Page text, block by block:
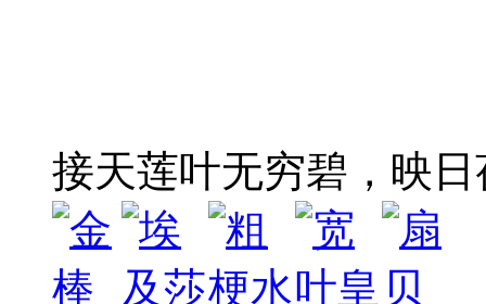
接天莲叶无穷碧，映